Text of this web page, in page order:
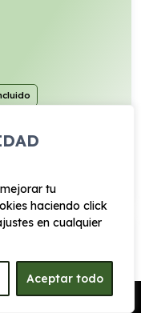
tu
haciendo click
en cualquier
Aceptar todo